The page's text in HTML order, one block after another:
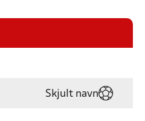
Skjult navn